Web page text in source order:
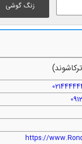
زنگ گوشی
https://